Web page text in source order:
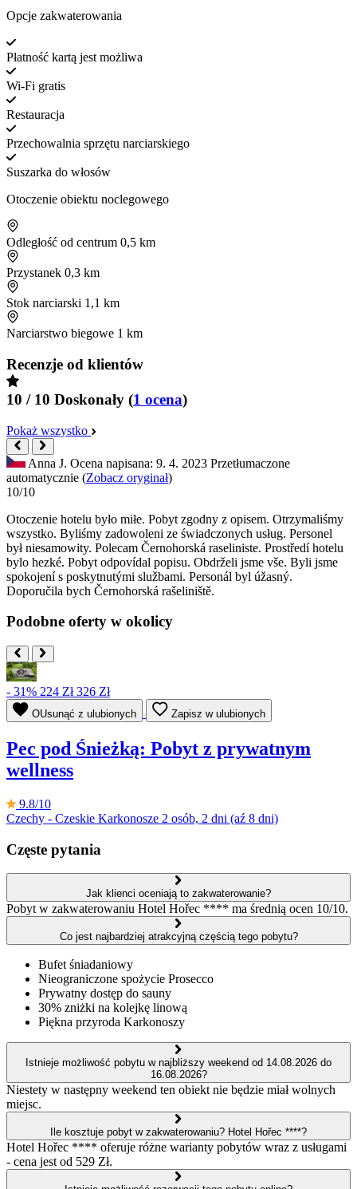
Opcje zakwaterowania
Płatność kartą jest możliwa
Wi-Fi gratis
Restauracja
Przechowalnia sprzętu narciarskiego
Suszarka do włosów
Otoczenie obiektu noclegowego
Odległość od centrum 0,5 km
Przystanek 0,3 km
Stok narciarski 1,1 km
Narciarstwo biegowe 1 km
Recenzje od klientów
10 / 10 Doskonały (1 ocena)
Pokaż wszystko
Anna J. Ocena napisana: 9. 4. 2023 Przetłumaczone
automatycznie (Zobacz oryginał)
10/10
Otoczenie hotelu było miłe. Pobyt zgodny z opisem. Otrzymaliśmy
wszystko. Byliśmy zadowoleni ze świadczonych usług. Personel
był niesamowity. Polecam Černohorská raseliniste. Prostředí hotelu
bylo hezké. Pobyt odpovídal popisu. Obdrželi jsme vše. Byli jsme
spokojení s poskytnutými službami. Personál byl úžasný.
Doporučila bych Černohorská rašeliniště.
Podobne oferty w okolicy
- 31% 224 Zł326 Zł
OUsunąć z ulubionych Zapisz w ulubionych
Pec pod Śnieżką: Pobyt z prywatnym
wellness
9.8/10
Czechy - Czeskie Karkonosze 2 osób, 2 dni (aź 8 dni)
Częste pytania
Jak klienci oceniają to zakwaterowanie?
Pobyt w zakwaterowaniu Hotel Hořec **** ma średnią ocen 10/10.
Co jest najbardziej atrakcyjną częścią tego pobytu?
Bufet śniadaniowy
Nieograniczone spożycie Prosecco
Prywatny dostęp do sauny
30% zniżki na kolejkę linową
Piękna przyroda Karkonoszy
Istnieje możliwość pobytu w najbliższy weekend od 14.08.2026 do
16.08.2026?
Niestety w następny weekend ten obiekt nie będzie miał wolnych
miejsc.
Ile kosztuje pobyt w zakwaterowaniu? Hotel Hořec ****?
Hotel Hořec **** oferuje różne warianty pobytów wraz z usługami
- cena jest od 529 Zł.